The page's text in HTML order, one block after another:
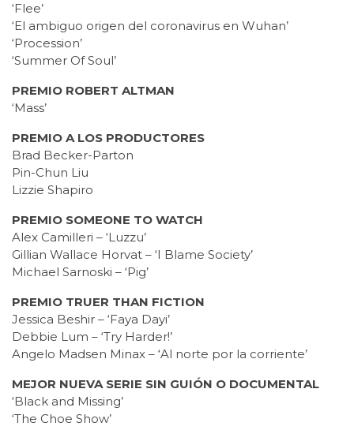
‘Flee’
‘El ambiguo origen del coronavirus en Wuhan’
‘Procession’
‘Summer Of Soul’
PREMIO ROBERT ALTMAN
‘Mass’
PREMIO A LOS PRODUCTORES
Brad Becker-Parton
Pin-Chun Liu
Lizzie Shapiro
PREMIO SOMEONE TO WATCH
Alex Camilleri – ‘Luzzu’
Gillian Wallace Horvat – ‘I Blame Society’
Michael Sarnoski – ‘Pig’
PREMIO TRUER THAN FICTION
Jessica Beshir – ‘Faya Dayi’
Debbie Lum – ‘Try Harder!’
Angelo Madsen Minax – ‘Al norte por la corriente’
MEJOR NUEVA SERIE SIN GUIÓN O DOCUMENTAL
‘Black and Missing’
‘The Choe Show’